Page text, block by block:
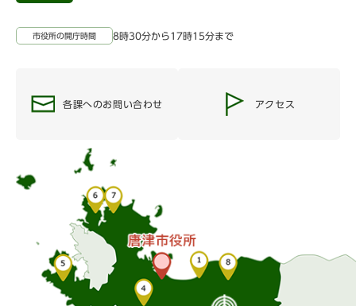
市役所の開庁時間 8時30分から17時15分まで
各課へのお問い合わせ アクセス